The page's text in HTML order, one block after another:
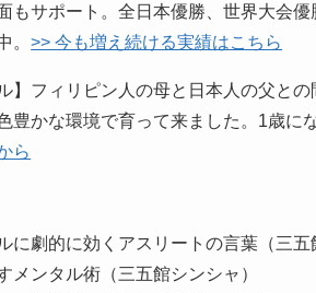
もサポート。全日本優勝、世界大会
。>> 今も増え続ける実績はこちら
】フィリピン人の母と日本人の父と
豊かな環境で育って来ました。1歳に
ら
に劇的に効くアスリートの言葉（三五
メンタル術（三五館シンシャ）